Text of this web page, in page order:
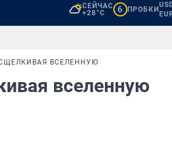
СЕЙЧАС
+28°C
6 ПРОБКИ
ВСЕЛЕННУЮ
вселенную